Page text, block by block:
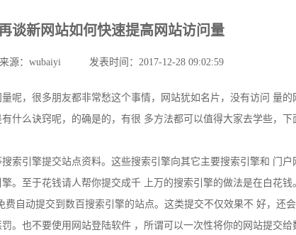
谈新网站如何快速提高网站访问量
来源：wubaiyi 发表时间：2017-12-28 09:02:59
呢，很多朋友都非常愁这个事情，网站犹如名片，没有访问 量的
什么诀窍呢，的确是的，有很 多方法都可以值得大家去学些，下
索引擎提交站点资料。这些搜索引擎向其它主要搜索引擎和 门
。至于花钱请人帮你提交成千 上万的搜索引擎的做法是在白花钱
费自动提交到数百搜索引擎的站点。这类提交不仅效果不 好，还
。也不要使用网站登陆软件 ，所谓可以一次性将你的网站提交